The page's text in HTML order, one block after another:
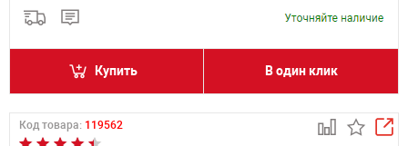
Купить В один клик
Код товара: 119562